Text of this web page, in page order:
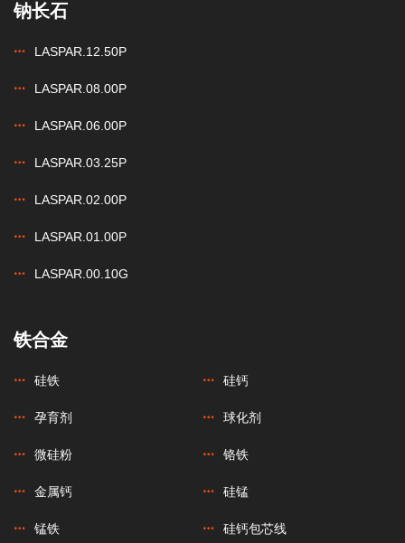
钠长石
LASPAR.12.50P
LASPAR.08.00P
LASPAR.06.00P
LASPAR.03.25P
LASPAR.02.00P
LASPAR.01.00P
LASPAR.00.10G
铁合金
硅铁 硅钙
孕育剂 球化剂
微硅粉 铬铁
金属钙 硅锰
锰铁 硅钙包芯线